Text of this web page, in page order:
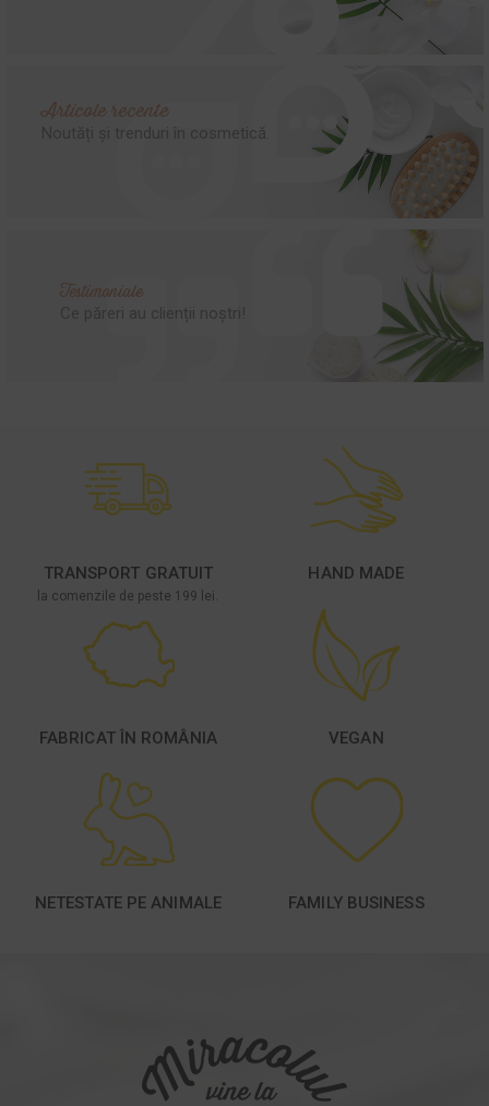
Articole recente
Noutăți și trenduri în cosmetică.
Testimoniale
Ce păreri au clienții noștri!
TRANSPORT GRATUIT
la comenzile de peste 199 lei.
HAND MADE
FABRICAT ÎN ROMÂNIA VEGAN
NETESTATE PE ANIMALE FAMILY BUSINESS